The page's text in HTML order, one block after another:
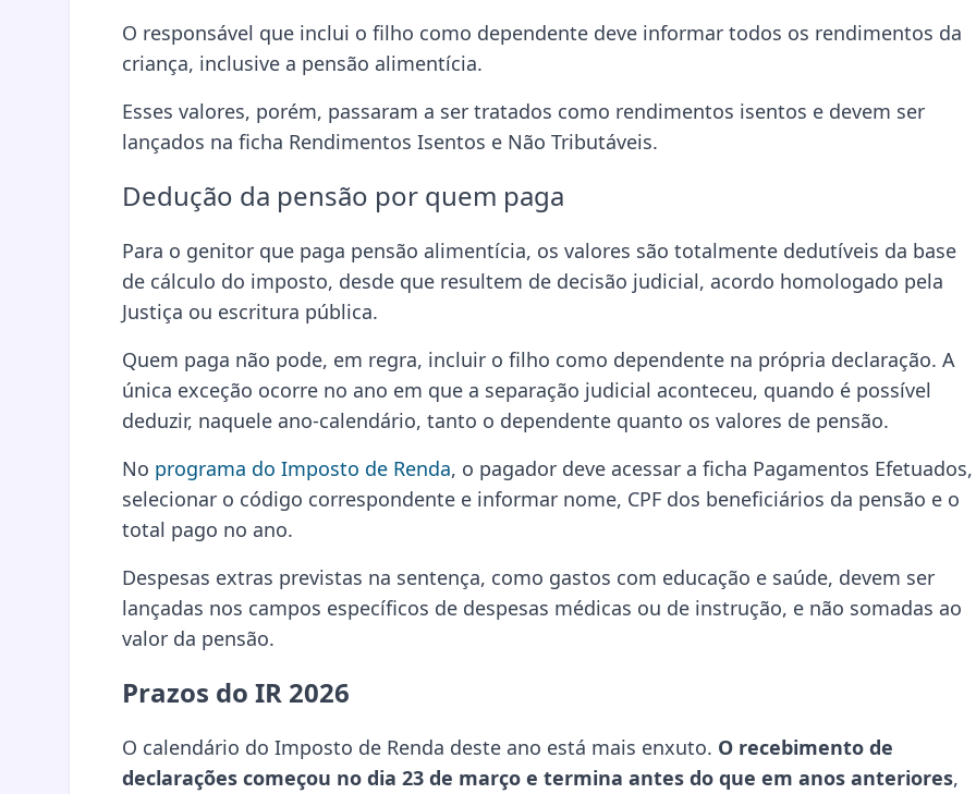
O responsável que inclui o filho como dependente deve informar todos os rendimentos da
criança, inclusive a pensão alimentícia.
Esses valores, porém, passaram a ser tratados como rendimentos isentos e devem ser
lançados na ficha Rendimentos Isentos e Não Tributáveis.
Dedução da pensão por quem paga
Para o genitor que paga pensão alimentícia, os valores são totalmente dedutíveis da base
de cálculo do imposto, desde que resultem de decisão judicial, acordo homologado pela
Justiça ou escritura pública.
Quem paga não pode, em regra, incluir o filho como dependente na própria declaração. A
única exceção ocorre no ano em que a separação judicial aconteceu, quando é possível
deduzir, naquele ano-calendário, tanto o dependente quanto os valores de pensão.
No programa do Imposto de Renda, o pagador deve acessar a ficha Pagamentos Efetuados,
selecionar o código correspondente e informar nome, CPF dos beneficiários da pensão e o
total pago no ano.
Despesas extras previstas na sentença, como gastos com educação e saúde, devem ser
lançadas nos campos específicos de despesas médicas ou de instrução, e não somadas ao
valor da pensão.
Prazos do IR 2026
O calendário do Imposto de Renda deste ano está mais enxuto. O recebimento de
declarações começou no dia 23 de março e termina antes do que em anos anteriores,